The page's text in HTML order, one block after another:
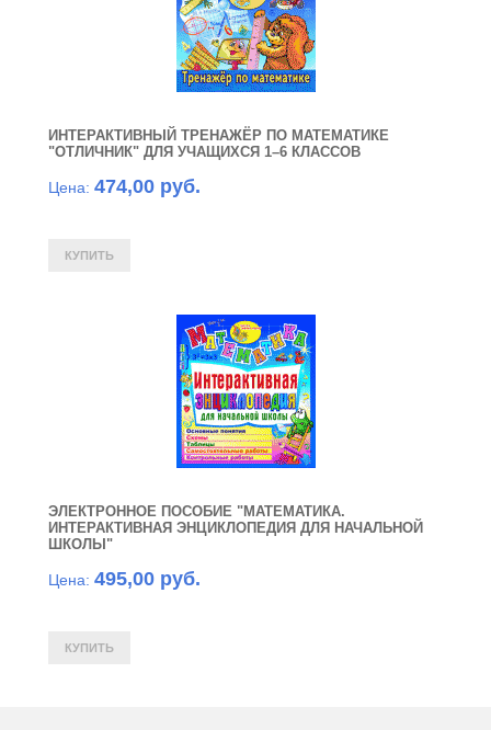
ИНТЕРАКТИВНЫЙ ТРЕНАЖЁР ПО МАТЕМАТИКЕ
"ОТЛИЧНИК" ДЛЯ УЧАЩИХСЯ 1–6 КЛАССОВ
Цена: 474,00 руб.
ЭЛЕКТРОННОЕ ПОСОБИЕ "МАТЕМАТИКА.
ИНТЕРАКТИВНАЯ ЭНЦИКЛОПЕДИЯ ДЛЯ НАЧАЛЬНОЙ
ШКОЛЫ"
Цена: 495,00 руб.